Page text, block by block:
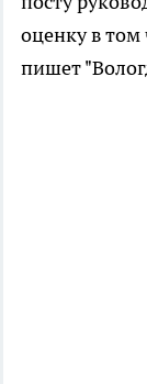
оценку в том
пишет